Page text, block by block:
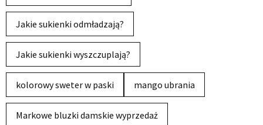
Jakie sukienki odmładzają?
Jakie sukienki wyszczuplają?
kolorowy sweter w paski mango ubrania
Markowe bluzki damskie wyprzedaż